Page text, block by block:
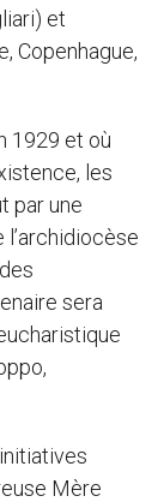
et
Copenhague,
1929 et où
les
par une
sera
Mère